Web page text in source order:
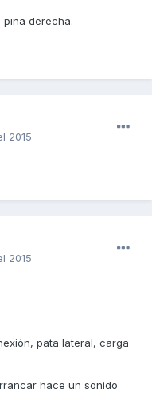
piña derecha.
2015
2015
pata lateral, carga
hace un sonido